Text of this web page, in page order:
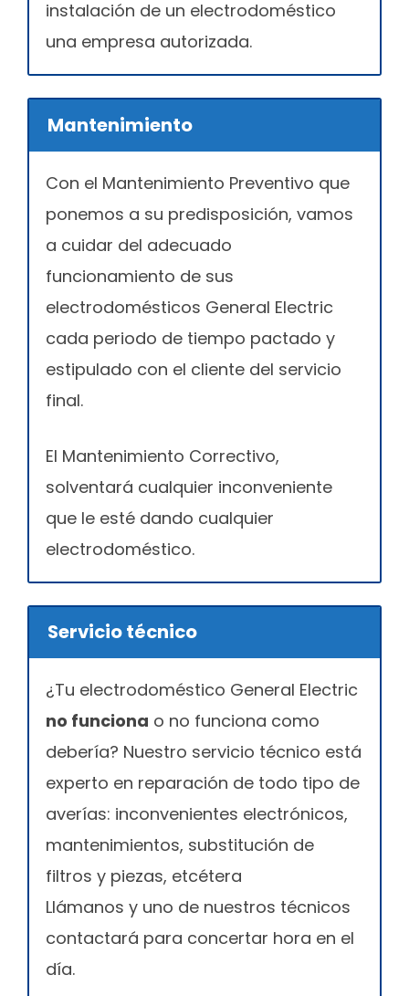
instalación de un electrodoméstico
una empresa autorizada.
Mantenimiento
Con el Mantenimiento Preventivo que
ponemos a su predisposición, vamos
a cuidar del adecuado
funcionamiento de sus
electrodomésticos General Electric
cada periodo de tiempo pactado y
estipulado con el cliente del servicio
final.
El Mantenimiento Correctivo,
solventará cualquier inconveniente
que le esté dando cualquier
electrodoméstico.
Servicio técnico
¿Tu electrodoméstico General Electric
no funciona o no funciona como
debería? Nuestro servicio técnico está
experto en reparación de todo tipo de
averías: inconvenientes electrónicos,
mantenimientos, substitución de
filtros y piezas, etcétera
Llámanos y uno de nuestros técnicos
contactará para concertar hora en el
día.